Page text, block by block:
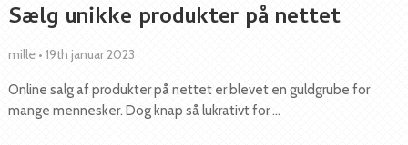
Sælg unikke produkter på nettet
mille • 19th januar 2023
Online salg af produkter på nettet er blevet en guldgrube for
mange mennesker. Dog knap så lukrativt for …